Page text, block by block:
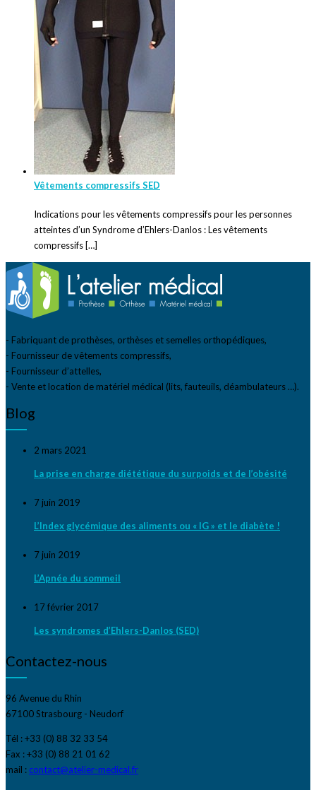
Vêtements compressifs SED
Indications pour les vêtements compressifs pour les personnes
atteintes d’un Syndrome d’Ehlers-Danlos : Les vêtements
compressifs […]
- Fabriquant de prothèses, orthèses et semelles orthopédiques,
- Fournisseur de vêtements compressifs,
- Fournisseur d’attelles,
- Vente et location de matériel médical (lits, fauteuils, déambulateurs …).
Blog
2 mars 2021
La prise en charge diététique du surpoids et de l’obésité
7 juin 2019
L’Index glycémique des aliments ou « IG » et le diabète !
7 juin 2019
L’Apnée du sommeil
17 février 2017
Les syndromes d’Ehlers-Danlos (SED)
Contactez-nous
96 Avenue du Rhin
67100 Strasbourg - Neudorf
Tél : +33 (0) 88 32 33 54
Fax : +33 (0) 88 21 01 62
mail : contact@atelier-medical.fr